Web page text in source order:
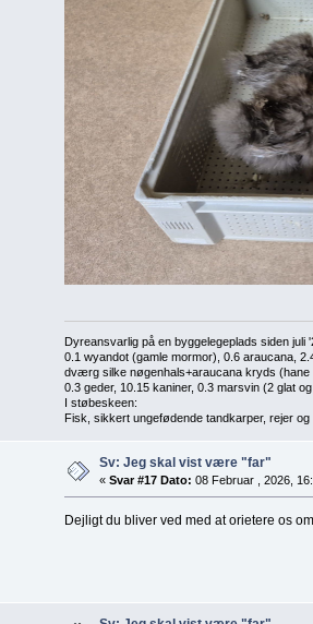
Dyreansvarlig på en byggelegeplads siden juli
0.1 wyandot (gamle mormor), 0.6 araucana,
dværg silke nøgenhals+araucana kryds
0.3 geder, 10.15 kaniner, 0.3 marsvin (2 glat
I støbeskeen:
Fisk, sikkert ungefødende tandkarper, rejer
Sv: Jeg skal vist være "far"
« Svar #17 Dato: 08 Februar , 2026,
Dejligt du bliver ved med at orietere os